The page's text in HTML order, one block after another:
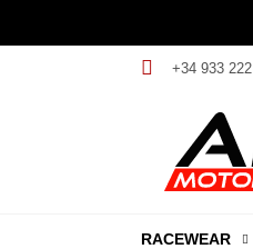
+34 933
RACEWEAR